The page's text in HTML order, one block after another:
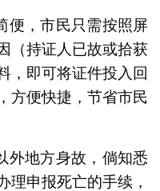
便，市民只需按照屏
（持证人已故或拾获
，即可将证件投入回
方便快捷，节省市民
外地方身故，倘知悉
理申报死亡的手续，